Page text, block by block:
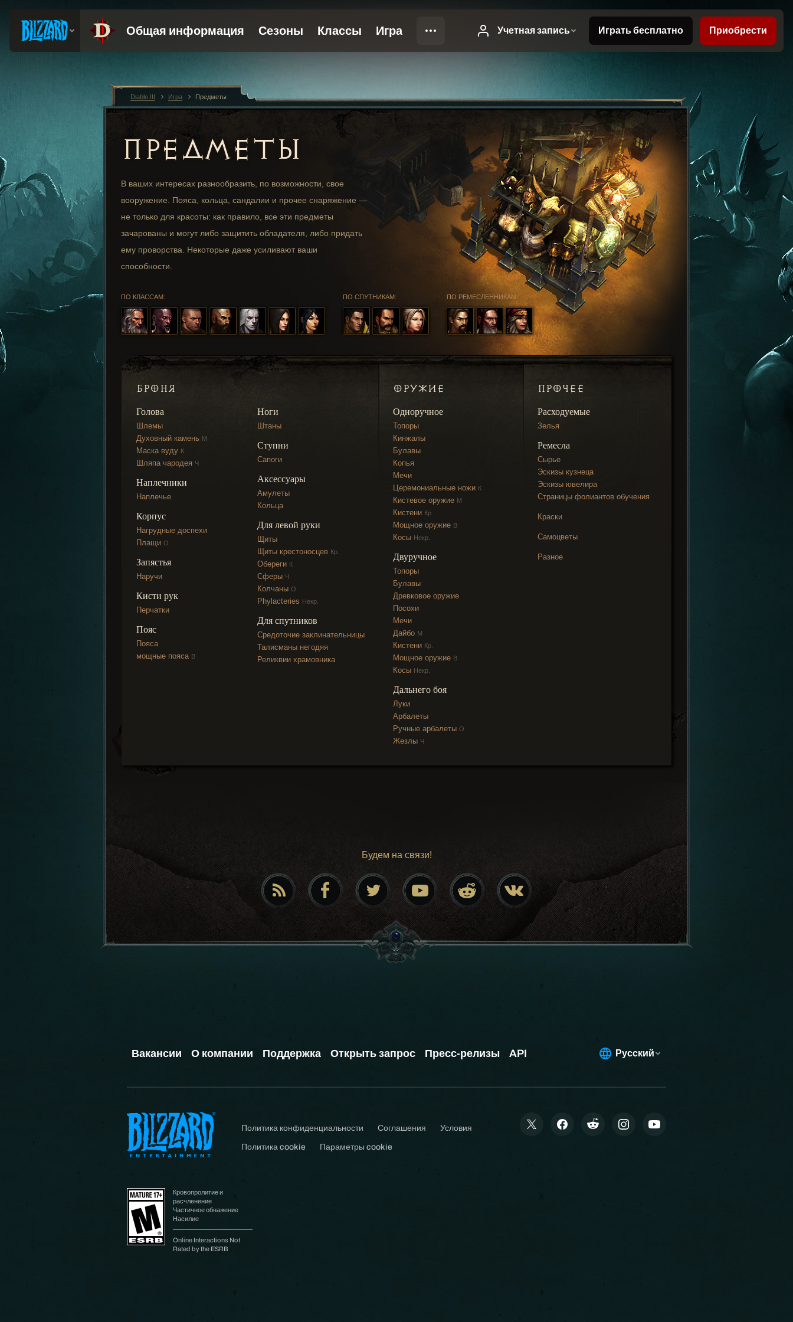
ПРЕДМЕТЫ
В ваших интересах разнообразить, по возможности, свое
вооружение. Пояса, кольца, сандалии и прочее снаряжение —
не только для красоты: как правило, все эти предметы
зачарованы и могут либо защитить обладателя, либо придать
ему проворства. Некоторые даже усиливают ваши
способности.
ПО КЛАССАМ: ПО СПУТНИКАМ: ПО РЕМЕСЛЕННИКАМ:
БРОНЯ
Голова
Шлемы
Духовный камень М
Маска вуду К
Шляпа чародея Ч
Наплечники
Наплечье
Корпус
Нагрудные доспехи
Плащи О
Запястья
Наручи
Кисти рук
Перчатки
Пояс
Пояса
мощные пояса В
Ноги
Штаны
Ступни
Сапоги
Аксессуары
Амулеты
Кольца
Для левой руки
Щиты
Щиты крестоносцев Кр.
Обереги К
Сферы Ч
Колчаны О
Phylacteries Некр.
Для спутников
Средоточие заклинательницы
Талисманы негодяя
Реликвии храмовника
ОРУЖИЕ
Одноручное
Топоры
Кинжалы
Булавы
Копья
Мечи
Церемониальные ножи К
Кистевое оружие М
Кистени Кр.
Мощное оружие В
Косы Некр.
Двуручное
Топоры
Булавы
Древковое оружие
Посохи
Мечи
Дайбо М
Кистени Кр.
Мощное оружие В
Косы Некр.
Дальнего боя
Луки
Арбалеты
Ручные арбалеты О
Жезлы Ч
ПРОЧЕЕ
Расходуемые
Зелья
Ремесла
Сырье
Эскизы кузнеца
Эскизы ювелира
Страницы фолиантов обучения
Краски
Самоцветы
Разное
Будем на связи!
Diablo III Игра Предметы